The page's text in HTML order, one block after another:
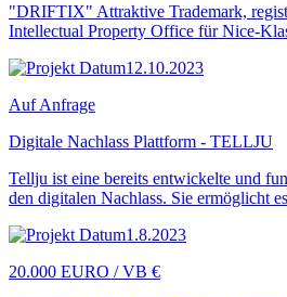
"DRIFTIX" Attraktive Trademark,
Intellectual Property Office für Nice-
12.10.2023
Auf Anfrage
Digitale Nachlass Plattform - TELLJU
Tellju ist eine bereits entwickelte und
den digitalen Nachlass. Sie ermöglicht
1.8.2023
20.000 EURO / VB €